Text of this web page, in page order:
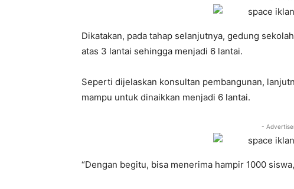
Dikatakan, pada tahap selanjutnya, gedung
atas 3 lantai sehingga menjadi 6 lantai.
Seperti dijelaskan konsultan pembangunan,
mampu untuk dinaikkan menjadi 6 lantai.
-
“Dengan begitu, bisa menerima hampir 1000